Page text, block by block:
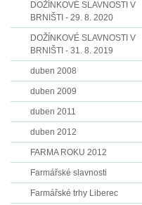
DOŽÍNKOVÉ SLAVNOSTI V
BRNIŠTI - 29. 8. 2020
DOŽÍNKOVÉ SLAVNOSTI V
BRNIŠTI - 31. 8. 2019
duben 2008
duben 2009
duben 2011
duben 2012
FARMA ROKU 2012
Farmářské slavnosti
Farmářské trhy Liberec